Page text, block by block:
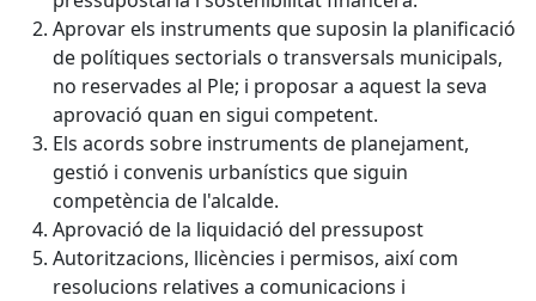
Aprovar els instruments que suposin la planificació
de polítiques sectorials o transversals municipals,
no reservades al Ple; i proposar a aquest la seva
aprovació quan en sigui competent.
Els acords sobre instruments de planejament,
gestió i convenis urbanístics que siguin
competència de l'alcalde.
Aprovació de la liquidació del pressupost
Autoritzacions, llicències i permisos, així com
resolucions relatives a comunicacions i